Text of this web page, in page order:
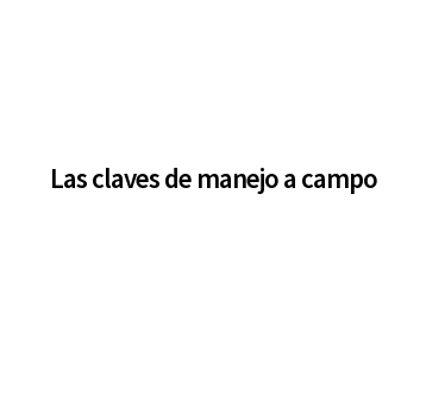
Las claves de manejo a campo